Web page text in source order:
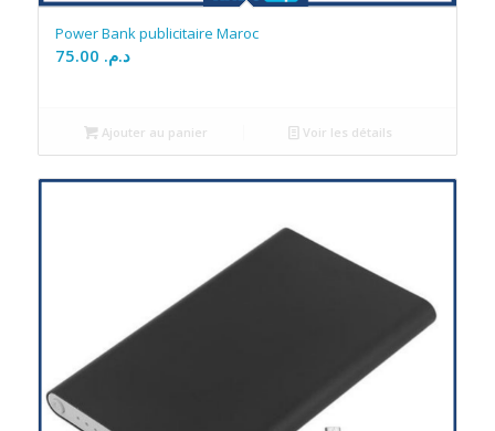
Power Bank publicitaire Maroc
د.م.
Ajouter au panier Voir les détails